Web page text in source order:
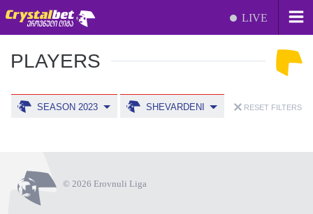
LIVE
PLAYERS
SEASON 2023 SHEVARDENI RESET FILTERS
© 2026 Erovnuli Liga